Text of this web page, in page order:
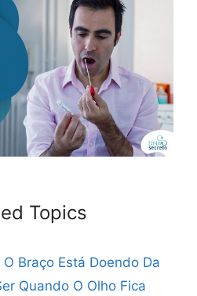
Topics
Braço Está Doendo Da
Quando O Olho Fica